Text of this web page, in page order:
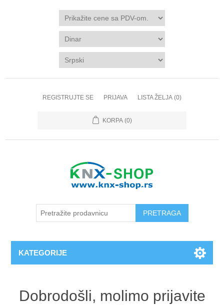
REGISTRUJTE SE PRIJAVA LISTA ŽELJA (0)
KORPA (0)
KATEGORIJE
Dobrodošli, molimo prijavite